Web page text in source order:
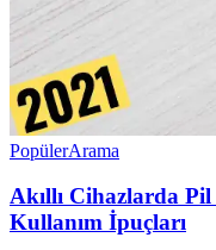
PopülerArama
Akıllı Cihazlarda Pil
Kullanım İpuçları